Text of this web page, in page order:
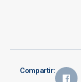
Compartir: